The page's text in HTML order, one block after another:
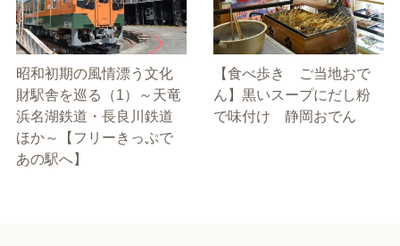
昭和初期の風情漂う文化
財駅舎を巡る（1）～天竜
浜名湖鉄道・長良川鉄道
ほか～【フリーきっぷで
あの駅へ】
【食べ歩き ご当地おで
ん】黒いスープにだし粉
で味付け 静岡おでん